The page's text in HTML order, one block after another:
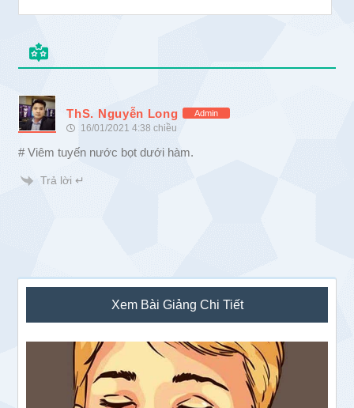
ThS. Nguyễn Long Admin
16/01/2021 4:38 chiều
# Viêm tuyến nước bọt dưới hàm.
Trả lời ↵
Sidebar
chính
Xem Bài Giảng Chi Tiết